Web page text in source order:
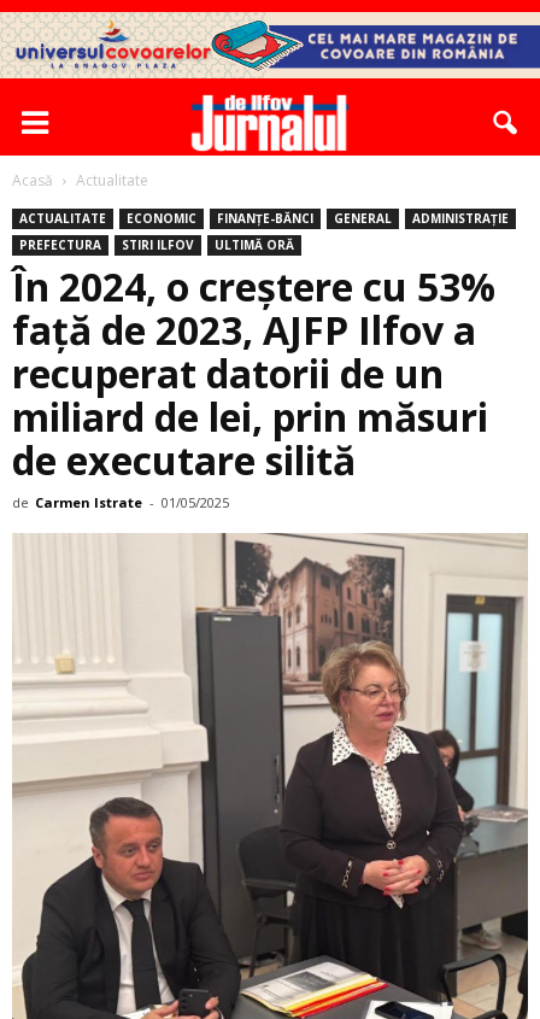
Acasă Actualitate
ACTUALITATE ECONOMIC FINANȚE-BĂNCI GENERAL
ADMINISTRAȚIE
PREFECTURA
STIRI ILFOV ULTIMĂ ORĂ
În 2024, o creștere cu 53%
față de 2023, AJFP Ilfov a
recuperat datorii de un
miliard de lei, prin măsuri
de executare silită
de Carmen Istrate - 01/05/2025